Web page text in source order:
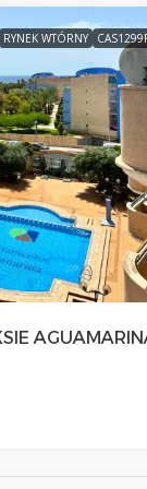
RYNEK WTÓRNY